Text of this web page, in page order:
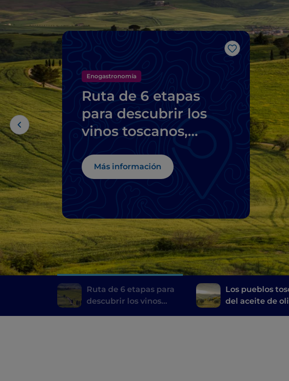
Me gusta
Enogastronomía
Ruta de 6 etapas
para descubrir los
vinos toscanos,
Montalcino hasta el
Chianti
Más información
Ruta de 6 etapas para
descubrir los vinos
Los pueblos
del aceite de